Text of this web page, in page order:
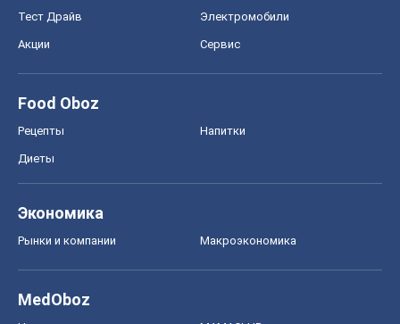
Тест Драйв Электромобили
Акции Сервис
Food Oboz
Рецепты Напитки
Диеты
Экономика
Рынки и компании Mакроэкономика
MedOboz